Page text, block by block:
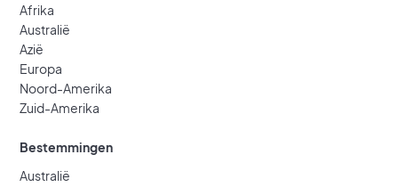
Afrika
Australië
Azië
Europa
Noord-Amerika
Zuid-Amerika
Bestemmingen
Australië